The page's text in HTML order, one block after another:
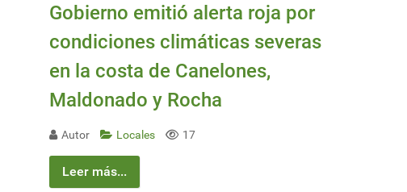
Gobierno emitió alerta roja por
condiciones climáticas severas
en la costa de Canelones,
Maldonado y Rocha
Autor Locales 17
Leer más...